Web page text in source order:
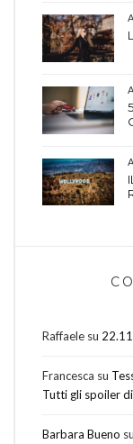
Raffaele su
Francesca su
Tutti gli spoiler di
Barbara Bueno su